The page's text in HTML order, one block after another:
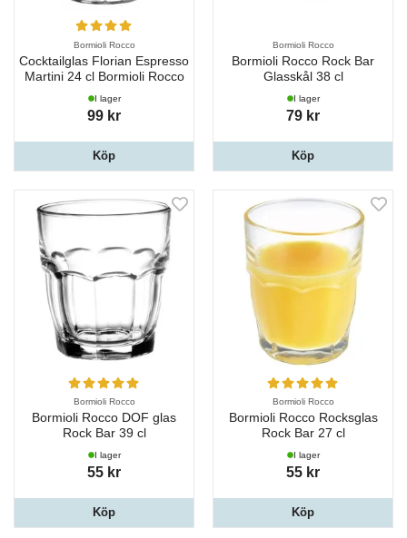
Bormioli Rocco
Cocktailglas Florian Espresso
Martini 24 cl Bormioli Rocco
I lager
99 kr
Köp
Bormioli Rocco
Bormioli Rocco Rock Bar
Glasskål 38 cl
I lager
79 kr
Köp
Bormioli Rocco
Bormioli Rocco DOF glas
Rock Bar 39 cl
I lager
55 kr
Köp
Bormioli Rocco
Bormioli Rocco Rocksglas
Rock Bar 27 cl
I lager
55 kr
Köp